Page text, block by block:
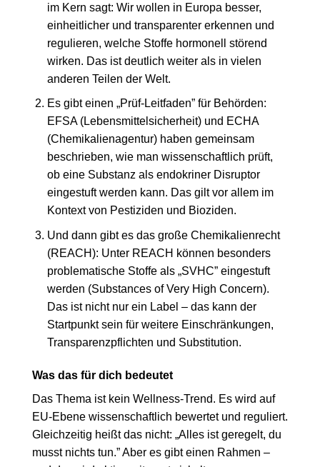
im Kern sagt: Wir wollen in Europa besser,
einheitlicher und transparenter erkennen und
regulieren, welche Stoffe hormonell störend
wirken. Das ist deutlich weiter als in vielen
anderen Teilen der Welt.
Es gibt einen „Prüf-Leitfaden” für Behörden:
EFSA (Lebensmittelsicherheit) und ECHA
(Chemikalienagentur) haben gemeinsam
beschrieben, wie man wissenschaftlich prüft,
ob eine Substanz als endokriner Disruptor
eingestuft werden kann. Das gilt vor allem im
Kontext von Pestiziden und Bioziden.
Und dann gibt es das große Chemikalienrecht
(REACH): Unter REACH können besonders
problematische Stoffe als „SVHC” eingestuft
werden (Substances of Very High Concern).
Das ist nicht nur ein Label – das kann der
Startpunkt sein für weitere Einschränkungen,
Transparenzpflichten und Substitution.
Was das für dich bedeutet
Das Thema ist kein Wellness-Trend. Es wird auf
EU-Ebene wissenschaftlich bewertet und reguliert.
Gleichzeitig heißt das nicht: „Alles ist geregelt, du
musst nichts tun.” Aber es gibt einen Rahmen –